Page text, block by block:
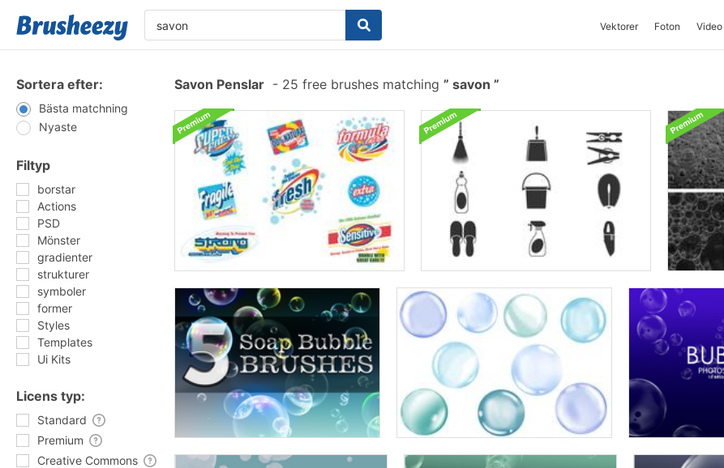
Vektorer Foton Video
Sortera efter:
Bästa matchning
Nyaste
Filtyp
borstar
Actions
PSD
Mönster
gradienter
strukturer
symboler
former
Styles
Templates
Ui Kits
Licens typ:
Standard
Premium
Creative Commons
Savon Penslar - 25 free brushes matching savon